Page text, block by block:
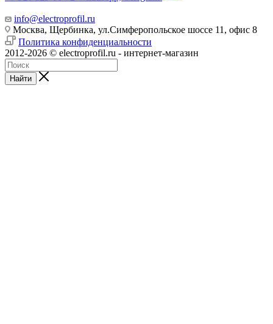
info@electroprofil.ru
Москва, Щербинка, ул.Симферопольское шоссе 11, офис 8
Политика конфиденциальности
2012-2026 © electroprofil.ru - интернет-магазин
Найти